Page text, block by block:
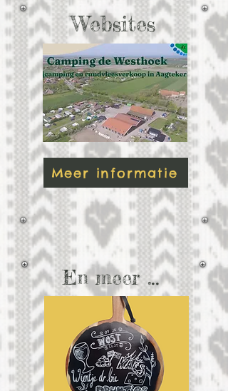
Websites
Meer informatie
En meer ...